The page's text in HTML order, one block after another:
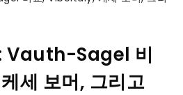
Vauth-Sagel 비
세 보머, 그리고